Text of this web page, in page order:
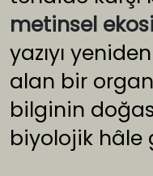
metinsel
yazıyı
alan bir
bilginin
biyolojik hâle